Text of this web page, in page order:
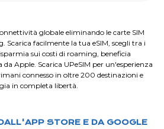
globale eliminando le carte SIM
Scarica facilmente la tua eSIM, scegli tra i
sui costi di roaming, beneficia
Apple. Scarica UPeSIM per un'esperienza
connesso in oltre 200 destinazioni e
in completa libertà.
STORE E DA GOOGLE